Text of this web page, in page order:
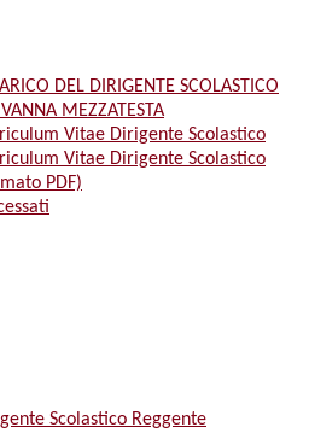
DEL DIRIGENTE SCOLASTICO
MEZZATESTA
Vitae Dirigente Scolastico
Vitae Dirigente Scolastico
PDF)
Scolastico Reggente